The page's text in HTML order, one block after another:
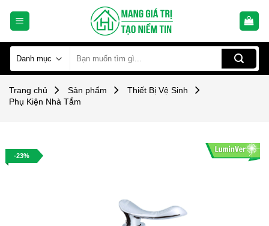
kiếm:
Trang chủ Sản phẩm
Thiết Bị Vệ Sinh
Phụ Kiện Nhà Tắm
-23%